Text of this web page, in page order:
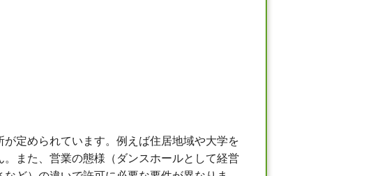
定められています。例えば住居地域や大学を
また、営業の態様（ダンスホールとして経営